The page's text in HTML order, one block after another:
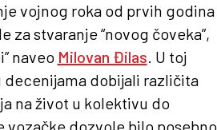
vojnog roka od prvih godina
stvaranje “novog čoveka”,
naveo Milovan Đilas. U toj
decenijama dobijali različita
na život u kolektivu do